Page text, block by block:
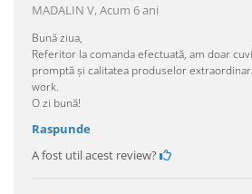
MADALIN V,Acum 6 ani
Bună ziua,
Referitor la comanda efectuată, am doar
promptă și calitatea produselor
work.
O zi bună!
Raspunde
A fost util acest review?